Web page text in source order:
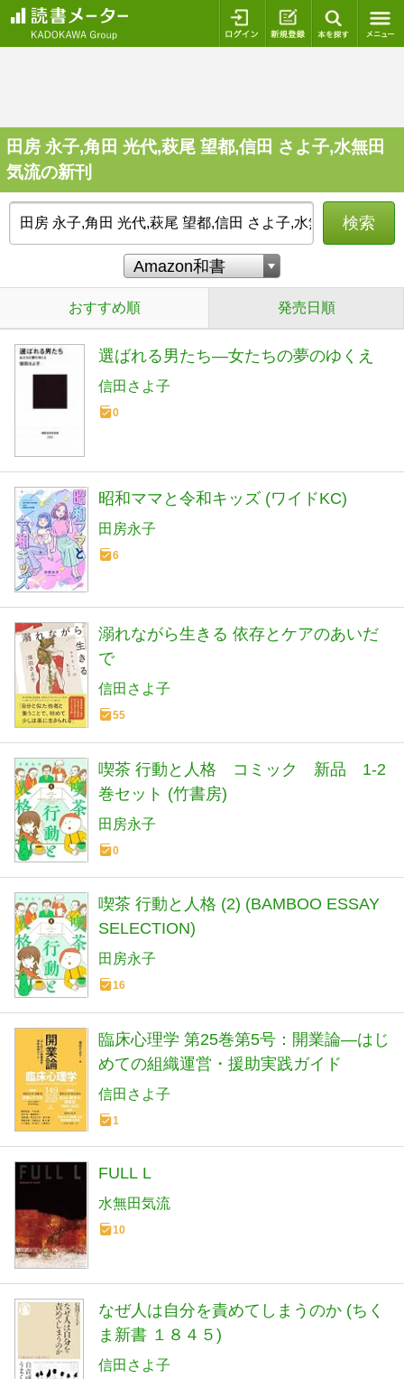
ログイン 新規登録
田房 永子,角田 光代,萩尾 望都,信田 さよ子,水無田
気流の新刊
検索
おすすめ順 発売日順
選ばれる男たち―女たちの夢のゆくえ
信田さよ子
0
昭和ママと令和キッズ (ワイドKC)
田房永子
6
溺れながら生きる 依存とケアのあいだ
で
信田さよ子
55
喫茶 行動と人格 コミック 新品 1-2
巻セット (竹書房)
田房永子
0
喫茶 行動と人格 (2) (BAMBOO ESSAY
SELECTION)
田房永子
16
臨床心理学 第25巻第5号：開業論―はじ
めての組織運営・援助実践ガイド
信田さよ子
1
FULL L
水無田気流
10
なぜ人は自分を責めてしまうのか (ちく
ま新書 １８４５)
信田さよ子